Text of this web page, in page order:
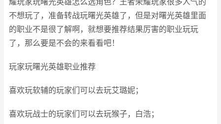
耀玩家玩曙光英雄怎么选角色？王者荣耀玩家很多人气的
不想玩了，准备转战玩曙光英雄了，但是对曙光英雄里面
的职业不是很了解啊，就想要推荐结果厉害的职业玩玩
了，那么要是不会的来看看吧！
玩家玩曙光英雄职业推荐
喜欢玩软辅的玩家们可以去玩艾璐妮；
喜欢玩战士的玩家们可以去玩猴子，白浩；